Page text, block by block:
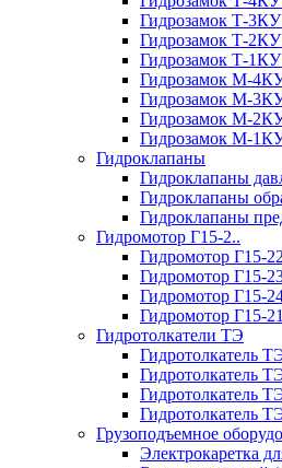
Гидрозамок Т-
Гидрозамок Т-
Гидрозамок Т-
Гидрозамок М-
Гидрозамок М-
Гидрозамок М-
Гидрозамок М-
Гидроклапаны
Гидроклапаны
Гидроклапаны
Гидроклапаны
Гидромотор Г15-2..
Гидромотор Г15-
Гидромотор Г15-
Гидромотор Г15-
Гидромотор Г15-
Гидротолкатели ТЭ
Гидротолкатель
Гидротолкатель
Гидротолкатель
Гидротолкатель
Грузоподъемное
Электрокаретка